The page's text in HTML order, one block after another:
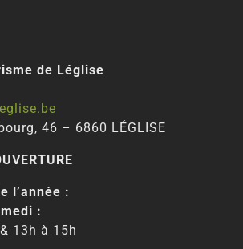
de Léglise
46 – 6860 LÉGLISE
l’année :
:
13h à 15h